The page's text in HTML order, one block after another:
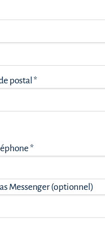
postal *
*
Messenger (optionnel)